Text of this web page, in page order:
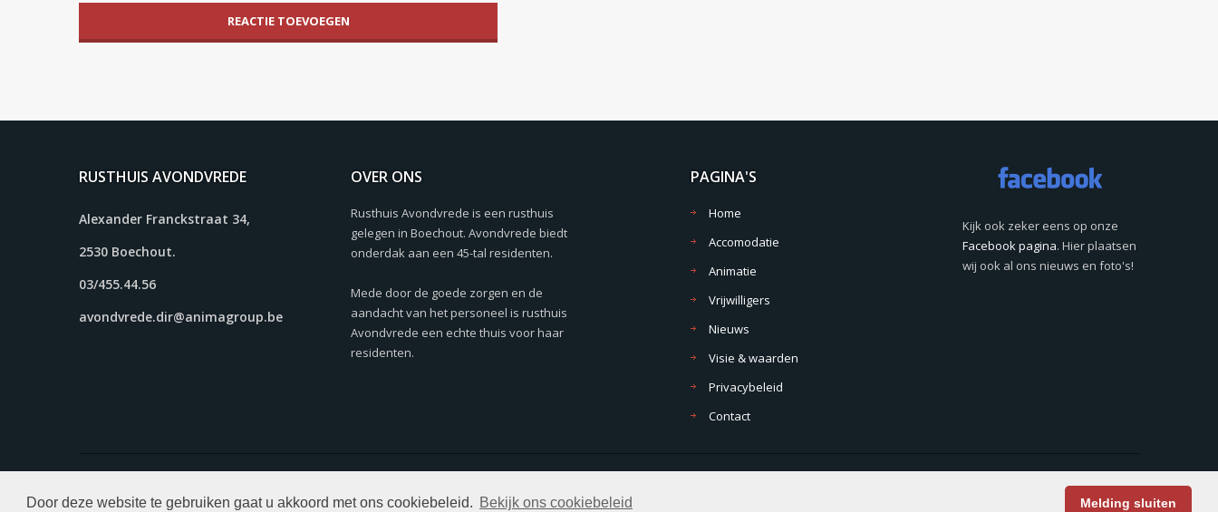
Door deze website te gebruiken gaat u akkoord met ons cookiebeleid. Bekijk ons cookiebeleid Melding sluiten
RUSTHUIS AVONDVREDE
Alexander Franckstraat 34,
2530 Boechout.
03/455.44.56
avondvrede.dir@animagroup.be
OVER ONS
Rusthuis Avondvrede is een rusthuis
gelegen in Boechout. Avondvrede biedt
onderdak aan een 45-tal residenten.
Mede door de goede zorgen en de
aandacht van het personeel is rusthuis
Avondvrede een echte thuis voor haar
residenten.
PAGINA'S
Home
Accomodatie
Animatie
Vrijwilligers
Nieuws
Visie & waarden
Privacybeleid
Contact
Kijk ook zeker eens op onze
Facebook pagina. Hier plaatsen
wij ook al ons nieuws en foto's!
© Copyright 2026. Alle rechten voorbehouden. Website doorCubro.
Login Contact